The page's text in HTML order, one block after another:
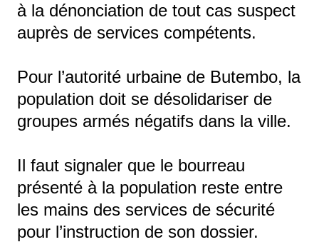
à la dénonciation de tout cas suspect
auprès de services compétents.
Pour l’autorité urbaine de Butembo, la
population doit se désolidariser de
groupes armés négatifs dans la ville.
Il faut signaler que le bourreau
présenté à la population reste entre
les mains des services de sécurité
pour l’instruction de son dossier.